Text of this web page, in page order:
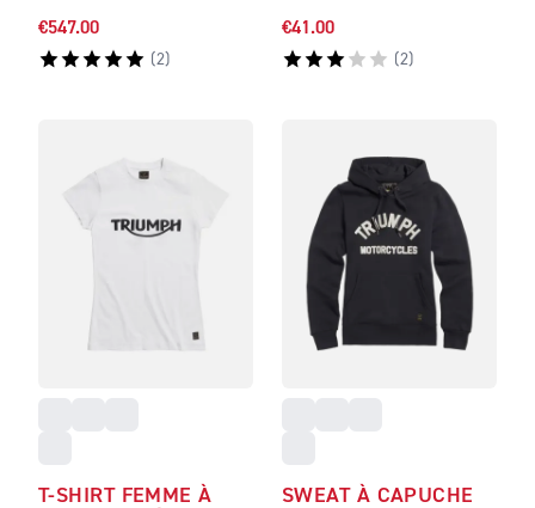
€547.00
(2)
€41.00
(2)
T-SHIRT FEMME À
SWEAT À CAPUCHE